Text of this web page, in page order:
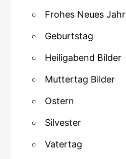
Frohes Neues Jahr
Geburtstag
Heiligabend Bilder
Muttertag Bilder
Ostern
Silvester
Vatertag